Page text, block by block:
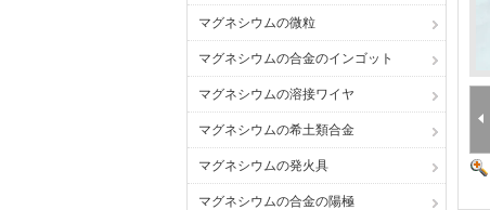
マグネシウムの微粒
マグネシウムの合金のインゴット
マグネシウムの溶接ワイヤ
マグネシウムの希土類合金
マグネシウムの発火具
マグネシウムの合金の陽極